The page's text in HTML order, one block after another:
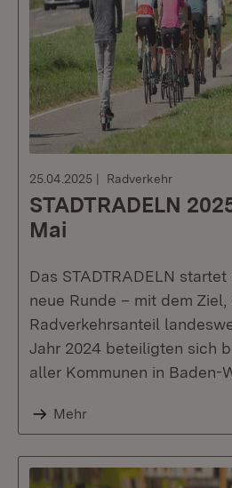
25.04.2025 Radverkehr
STADTRADELN
Mai
Das STADTRADELN startet
neue Runde – mit dem Ziel,
Radverkehrsanteil
Jahr 2024 beteiligten sich
aller Kommunen in Baden-
Mehr